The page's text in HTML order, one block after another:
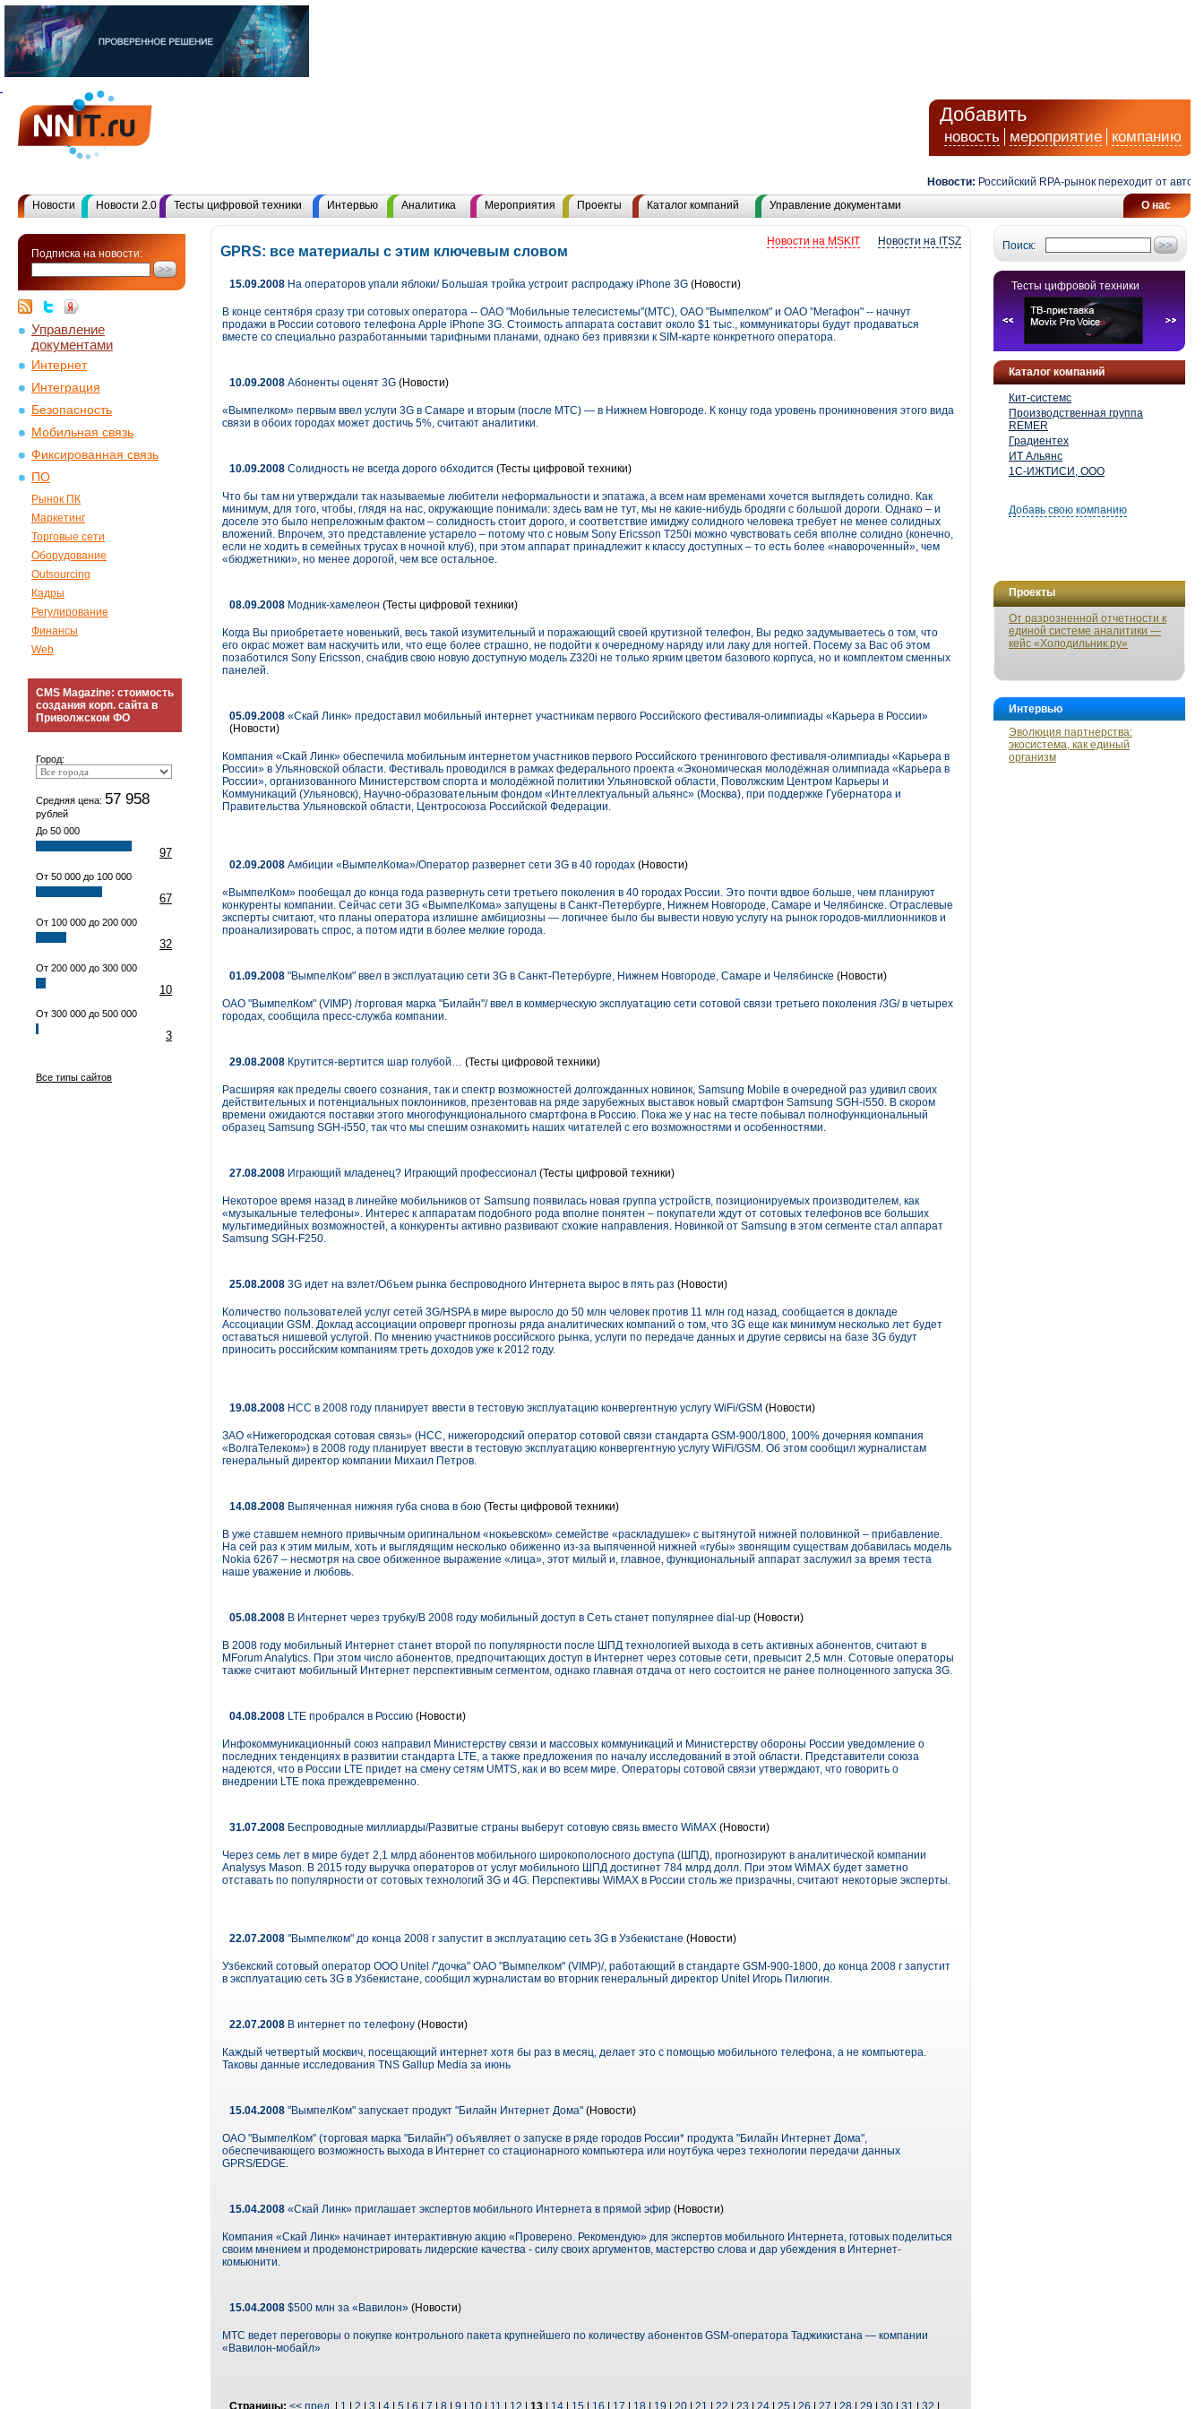
Добавить
новость мероприятие компанию
Новости: Российский RPA-рынок переходит от
О нас
Новости Новости 2.0 Тесты цифровой техники Интервью Аналитика Мероприятия Проекты Каталог компаний Управление документами
Подписка на новости:
Управление
документами
Интернет
Интеграция
Безопасность
Мобильная связь
Фиксированная связь
ПО
Рынок ПК
Маркетинг
Торговые сети
Оборудование
Outsourcing
Кадры
Регулирование
Финансы
Web
CMS Magazine: стоимость
создания корп. сайта в
Приволжском ФО
Город:
Средняя цена: 57 958
рублей
До 50 000
97
От 50 000 до 100 000
67
От 100 000 до 200 000
32
От 200 000 до 300 000
10
От 300 000 до 500 000
3
Все типы сайтов
Поиск:
Тесты цифровой техники
Каталог компаний
Кит-системс
Производственная группа
REMER
Градиентех
ИТ Альянс
1С-ИЖТИСИ, ООО
Добавь свою компанию
Проекты
От разрозненной отчетности к
единой системе аналитики —
кейс «Холодильник.ру»
Интервью
Эволюция партнерства:
экосистема, как единый
организм
Новости на ITSZ
Новости на MSKIT
GPRS: все материалы с этим ключевым словом
15.09.2008 На операторов упали яблоки/ Большая тройка устроит распродажу iPhone 3G (Новости)
В конце сентября сразу три сотовых оператора -- ОАО "Мобильные телесистемы"(МТС), ОАО "Вымпелком" и ОАО "Мегафон" -- начнут
продажи в России сотового телефона Apple iPhone 3G. Стоимость аппарата составит около $1 тыс., коммуникаторы будут продаваться
вместе со специально разработанными тарифными планами, однако без привязки к SIM-карте конкретного оператора.
10.09.2008 Абоненты оценят 3G (Новости)
«Вымпелком» первым ввел услуги 3G в Самаре и вторым (после МТС) — в Нижнем Новгороде. К концу года уровень проникновения этого вида
связи в обоих городах может достичь 5%, считают аналитики.
10.09.2008 Солидность не всегда дорого обходится (Тесты цифровой техники)
Что бы там ни утверждали так называемые любители неформальности и эпатажа, а всем нам временами хочется выглядеть солидно. Как
минимум, для того, чтобы, глядя на нас, окружающие понимали: здесь вам не тут, мы не какие-нибудь бродяги с большой дороги. Однако – и
доселе это было непреложным фактом – солидность стоит дорого, и соответствие имиджу солидного человека требует не менее солидных
вложений. Впрочем, это представление устарело – потому что с новым Sony Ericsson T250i можно чувствовать себя вполне солидно (конечно,
если не ходить в семейных трусах в ночной клуб), при этом аппарат принадлежит к классу доступных – то есть более «навороченный», чем
«бюджетники», но менее дорогой, чем все остальное.
08.09.2008 Модник-хамелеон (Тесты цифровой техники)
Когда Вы приобретаете новенький, весь такой изумительный и поражающий своей крутизной телефон, Вы редко задумываетесь о том, что
его окрас может вам наскучить или, что еще более страшно, не подойти к очередному наряду или лаку для ногтей. Посему за Вас об этом
позаботился Sony Ericsson, снабдив свою новую доступную модель Z320i не только ярким цветом базового корпуса, но и комплектом сменных
панелей.
05.09.2008 «Скай Линк» предоставил мобильный интернет участникам первого Российского фестиваля-олимпиады «Карьера в России»
(Новости)
Компания «Скай Линк» обеспечила мобильным интернетом участников первого Российского тренингового фестиваля-олимпиады «Карьера в
России» в Ульяновской области. Фестиваль проводился в рамках федерального проекта «Экономическая молодёжная олимпиада «Карьера в
России», организованного Министерством спорта и молодёжной политики Ульяновской области, Поволжским Центром Карьеры и
Коммуникаций (Ульяновск), Научно-образовательным фондом «Интеллектуальный альянс» (Москва), при поддержке Губернатора и
Правительства Ульяновской области, Центросоюза Российской Федерации.
02.09.2008 Амбиции «ВымпелКома»/Оператор развернет сети 3G в 40 городах (Новости)
«ВымпелКом» пообещал до конца года развернуть сети третьего поколения в 40 городах России. Это почти вдвое больше, чем планируют
конкуренты компании. Сейчас сети 3G «ВымпелКома» запущены в Санкт-Петербурге, Нижнем Новгороде, Самаре и Челябинске. Отраслевые
эксперты считают, что планы оператора излишне амбициозны — логичнее было бы вывести новую услугу на рынок городов-миллионников и
проанализировать спрос, а потом идти в более мелкие города.
01.09.2008 "ВымпелКом" ввел в эксплуатацию сети 3G в Санкт-Петербурге, Нижнем Новгороде, Самаре и Челябинске (Новости)
ОАО "ВымпелКом" (VIMP) /торговая марка "Билайн"/ ввел в коммерческую эксплуатацию сети сотовой связи третьего поколения /3G/ в четырех
городах, сообщила пресс-служба компании.
29.08.2008 Крутится-вертится шар голубой… (Тесты цифровой техники)
Расширяя как пределы своего сознания, так и спектр возможностей долгожданных новинок, Samsung Mobile в очередной раз удивил своих
действительных и потенциальных поклонников, презентовав на ряде зарубежных выставок новый смартфон Samsung SGH-i550. В скором
времени ожидаются поставки этого многофункционального смартфона в Россию. Пока же у нас на тесте побывал полнофункциональный
образец Samsung SGH-i550, так что мы спешим ознакомить наших читателей с его возможностями и особенностями.
27.08.2008 Играющий младенец? Играющий профессионал (Тесты цифровой техники)
Некоторое время назад в линейке мобильников от Samsung появилась новая группа устройств, позиционируемых производителем, как
«музыкальные телефоны». Интерес к аппаратам подобного рода вполне понятен – покупатели ждут от сотовых телефонов все больших
мультимедийных возможностей, а конкуренты активно развивают схожие направления. Новинкой от Samsung в этом сегменте стал аппарат
Samsung SGH-F250.
25.08.2008 3G идет на взлет/Объем рынка беспроводного Интернета вырос в пять раз (Новости)
Количество пользователей услуг сетей 3G/HSPA в мире выросло до 50 млн человек против 11 млн год назад, сообщается в докладе
Ассоциации GSM. Доклад ассоциации опроверг прогнозы ряда аналитических компаний о том, что 3G еще как минимум несколько лет будет
оставаться нишевой услугой. По мнению участников российского рынка, услуги по передаче данных и другие сервисы на базе 3G будут
приносить российским компаниям треть доходов уже к 2012 году.
19.08.2008 НСС в 2008 году планирует ввести в тестовую эксплуатацию конвергентную услугу WiFi/GSM (Новости)
ЗАО «Нижегородская сотовая связь» (НСС, нижегородский оператор сотовой связи стандарта GSM-900/1800, 100% дочерняя компания
«ВолгаТелеком») в 2008 году планирует ввести в тестовую эксплуатацию конвергентную услугу WiFi/GSM. Об этом сообщил журналистам
генеральный директор компании Михаил Петров.
14.08.2008 Выпяченная нижняя губа снова в бою (Тесты цифровой техники)
В уже ставшем немного привычным оригинальном «нокьевском» семействе «раскладушек» с вытянутой нижней половинкой – прибавление.
На сей раз к этим милым, хоть и выглядящим несколько обиженно из-за выпяченной нижней «губы» звонящим существам добавилась модель
Nokia 6267 – несмотря на свое обиженное выражение «лица», этот милый и, главное, функциональный аппарат заслужил за время теста
наше уважение и любовь.
05.08.2008 В Интернет через трубку/В 2008 году мобильный доступ в Сеть станет популярнее dial-up (Новости)
В 2008 году мобильный Интернет станет второй по популярности после ШПД технологией выхода в сеть активных абонентов, считают в
MForum Analytics. При этом число абонентов, предпочитающих доступ в Интернет через сотовые сети, превысит 2,5 млн. Сотовые операторы
также считают мобильный Интернет перспективным сегментом, однако главная отдача от него состоится не ранее полноценного запуска 3G.
04.08.2008 LTE пробрался в Россию (Новости)
Инфокоммуникационный союз направил Министерству связи и массовых коммуникаций и Министерству обороны России уведомление о
последних тенденциях в развитии стандарта LTE, а также предложения по началу исследований в этой области. Представители союза
надеются, что в России LTE придет на смену сетям UMTS, как и во всем мире. Операторы сотовой связи утверждают, что говорить о
внедрении LTE пока преждевременно.
31.07.2008 Беспроводные миллиарды/Развитые страны выберут сотовую связь вместо WiMAX (Новости)
Через семь лет в мире будет 2,1 млрд абонентов мобильного широкополосного доступа (ШПД), прогнозируют в аналитической компании
Analysys Mason. В 2015 году выручка операторов от услуг мобильного ШПД достигнет 784 млрд долл. При этом WiMAX будет заметно
отставать по популярности от сотовых технологий 3G и 4G. Перспективы WiMAX в России столь же призрачны, считают некоторые эксперты.
22.07.2008 "Вымпелком" до конца 2008 г запустит в эксплуатацию сеть 3G в Узбекистане (Новости)
Узбекский сотовый оператор ООО Unitel /"дочка" ОАО "Вымпелком" (VIMP)/, работающий в стандарте GSM-900-1800, до конца 2008 г запустит
в эксплуатацию сеть 3G в Узбекистане, сообщил журналистам во вторник генеральный директор Unitel Игорь Пилюгин.
22.07.2008 В интернет по телефону (Новости)
Каждый четвертый москвич, посещающий интернет хотя бы раз в месяц, делает это с помощью мобильного телефона, а не компьютера.
Таковы данные исследования TNS Gallup Media за июнь
15.04.2008 "ВымпелКом" запускает продукт "Билайн Интернет Дома" (Новости)
ОАО "ВымпелКом" (торговая марка "Билайн") объявляет о запуске в ряде городов России* продукта "Билайн Интернет Дома",
обеспечивающего возможность выхода в Интернет со стационарного компьютера или ноутбука через технологии передачи данных
GPRS/EDGE.
15.04.2008 «Скай Линк» приглашает экспертов мобильного Интернета в прямой эфир (Новости)
Компания «Скай Линк» начинает интерактивную акцию «Проверено. Рекомендую» для экспертов мобильного Интернета, готовых поделиться
своим мнением и продемонстрировать лидерские качества - силу своих аргументов, мастерство слова и дар убеждения в Интернет-
комьюнити.
15.04.2008 $500 млн за «Вавилон» (Новости)
МТС ведет переговоры о покупке контрольного пакета крупнейшего по количеству абонентов GSM-оператора Таджикистана — компании
«Вавилон-мобайл»
Страницы: << пред. 1 2 3 4 5 6 7 8 9 10 11 12 13 14 15 16 17 18 19 20 21 22 23 24 25 26 27 28 29 30 31 32